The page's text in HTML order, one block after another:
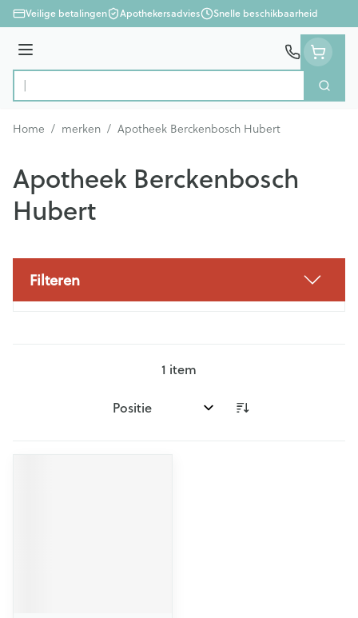
Ga naar de inhoud
Veilige betalingen Apothekersadvies Snelle beschikbaarheid
Menu
Product, merk, categorie...
Zoek
Home / merken / Apotheek Berckenbosch Hubert
Apotheek Berckenbosch
Hubert
Filteren
1 item
Sorteer op: